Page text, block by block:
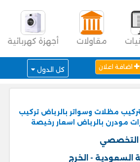
مقاولات أجهزة كهربائية
اضافة اعلان كل الدول
لتركيب مظلات وسواتر بالرياض تركيب
مودرن بالرياض اسعار رخيصة
السعودية - الخرج